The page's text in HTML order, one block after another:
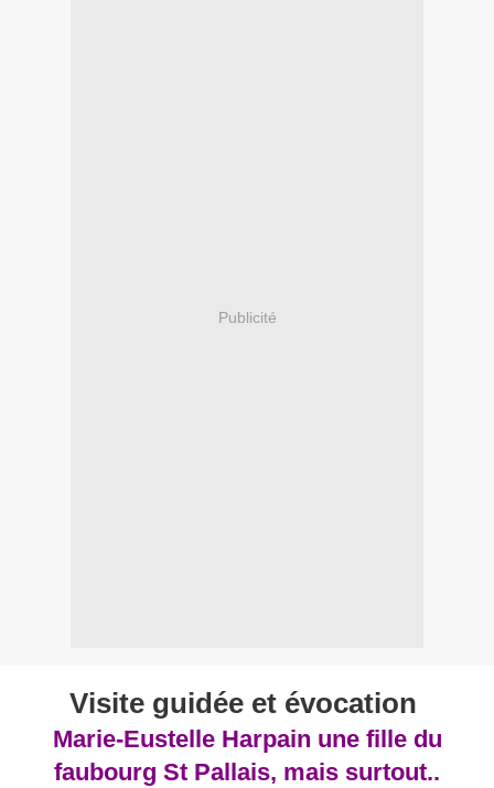
Publicité
Visite guidée et évocation
Marie-Eustelle Harpain une fille du
faubourg St Pallais, mais surtout..